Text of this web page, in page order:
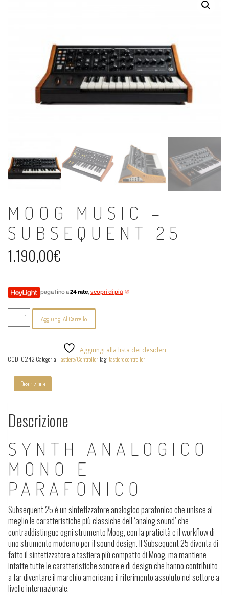
MOOG MUSIC –
SUBSEQUENT 25
1.190,00€
paga fino a24 rate, scopri di più
-
quantità
Aggiungi Al Carrello
Aggiungi alla lista dei desideri
COD: 0242 Categoria:Tastiere/ControllerTag:tastiere controller
Descrizione
Descrizione
SYNTH ANALOGICO
MONO E
PARAFONICO
Subsequent 25 è un sintetizzatore analogico parafonico che unisce al
meglio le caratteristiche più classiche dell ‘analog sound’ che
contraddistingue ogni strumento Moog, con la praticità e il workflow di
uno strumento moderno per il sound design. Il Subsequent 25 diventa di
fatto il sintetizzatore a tastiera più compatto di Moog, ma mantiene
intatte tutte le caratteristiche sonore e di design che hanno contribuito
a far diventare il marchio americano il riferimento assoluto nel settore a
livello internazionale.